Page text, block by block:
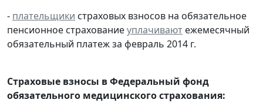
- плательщики страховых взносов на обязательное
пенсионное страхованиеуплачивают ежемесячный
обязательный платеж за февраль 2014 г.
Страховые взносы в Федеральный фонд
обязательного медицинского страхования: